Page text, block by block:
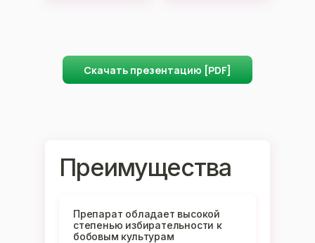
Скачать презентацию [PDF]
Преимущества
Препарат обладает высокой
степенью избирательности к
бобовым культурам